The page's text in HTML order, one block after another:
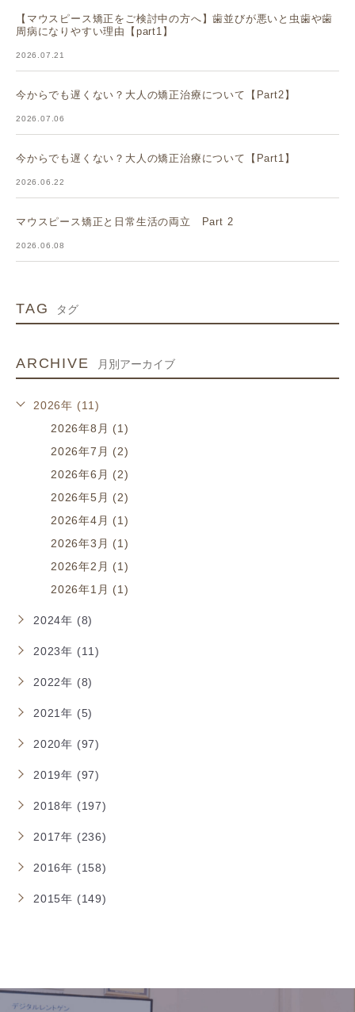
【マウスピース矯正をご検討中の方へ】歯並びが悪いと虫歯や歯
周病になりやすい理由【part1】
2026.07.21
今からでも遅くない？大人の矯正治療について【Part2】
2026.07.06
今からでも遅くない？大人の矯正治療について【Part1】
2026.06.22
マウスピース矯正と日常生活の両立 Part 2
2026.06.08
TAG タグ
ARCHIVE 月別アーカイブ
2026年 (11)
2026年8月 (1)
2026年7月 (2)
2026年6月 (2)
2026年5月 (2)
2026年4月 (1)
2026年3月 (1)
2026年2月 (1)
2026年1月 (1)
2024年 (8)
2023年 (11)
2022年 (8)
2021年 (5)
2020年 (97)
2019年 (97)
2018年 (197)
2017年 (236)
2016年 (158)
2015年 (149)